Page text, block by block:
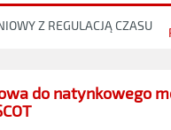
Z REGULACJĄ CZASU
do natynkowego